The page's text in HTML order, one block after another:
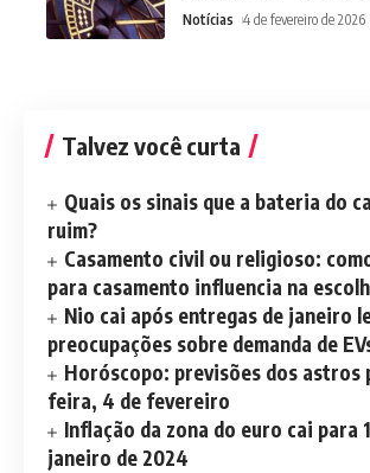
Notícias 4 de fevereiro de 2026
Talvez você curta
Quais os sinais que a bateria do
ruim?
Casamento civil ou religioso:
para casamento influencia na
Nio cai após entregas de janeiro
preocupações sobre demanda de
Horóscopo: previsões dos astros
feira, 4 de fevereiro
Inflação da zona do euro cai para
janeiro de 2024